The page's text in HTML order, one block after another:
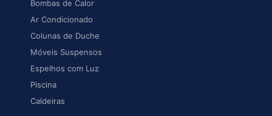
Bombas de Calor
Ar Condicionado
Colunas de Duche
Móveis Suspensos
Espelhos com Luz
Piscina
Caldeiras